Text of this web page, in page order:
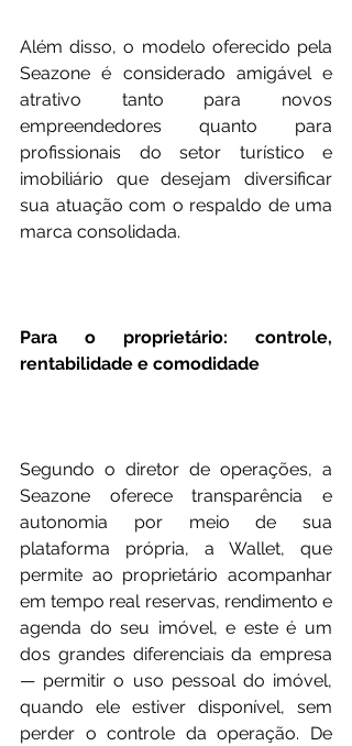
Além disso, o modelo oferecido pela
Seazone é considerado amigável e
atrativo tanto para novos
empreendedores quanto para
profissionais do setor turístico e
imobiliário que desejam diversificar
sua atuação com o respaldo de uma
marca consolidada.
Para o proprietário: controle,
rentabilidade e comodidade
Segundo o diretor de operações, a
Seazone oferece transparência e
autonomia por meio de sua
plataforma própria, a Wallet, que
permite ao proprietário acompanhar
em tempo real reservas, rendimento e
agenda do seu imóvel, e este é um
dos grandes diferenciais da empresa
— permitir o uso pessoal do imóvel,
quando ele estiver disponível, sem
perder o controle da operação. De